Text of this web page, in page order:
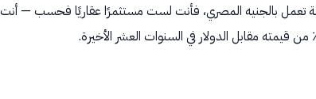
منصة تعمل بالجنيه المصري، فأنت لست مستثمرًا عقاريًا فحسب — أنت